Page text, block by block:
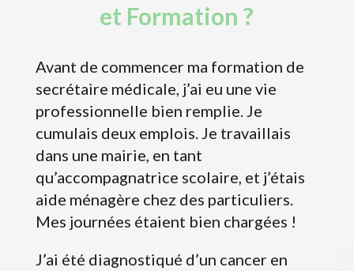
et Formation ?
Avant de commencer ma formation de
secrétaire médicale, j’ai eu une vie
professionnelle bien remplie. Je
cumulais deux emplois. Je travaillais
dans une mairie, en tant
qu’accompagnatrice scolaire, et j’étais
aide ménagère chez des particuliers.
Mes journées étaient bien chargées !
J’ai été diagnostiqué d’un cancer en